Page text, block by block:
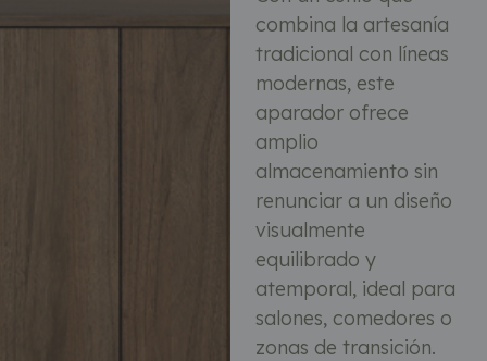
combina la artesanía
tradicional con líneas
modernas, este
aparador ofrece
amplio
almacenamiento sin
renunciar a un diseño
visualmente
equilibrado y
atemporal, ideal para
salones, comedores o
zonas de transición.